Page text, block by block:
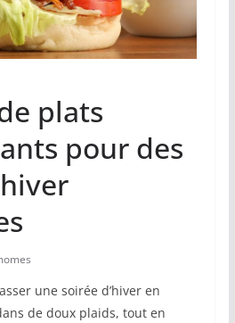
plats
pour des
une soirée d’hiver en
de doux plaids, tout en